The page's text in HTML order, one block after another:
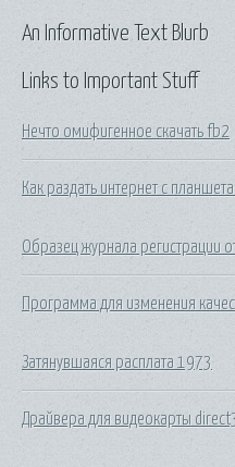
Links to Important Stuff
Нечто омифигенное скачать fb2
Как раздать интернет с
Образец журнала регистрации
Программа для изменения
Затянувшаяся расплата 1973
Драйвера для видеокарты
An Informative Text Blurb